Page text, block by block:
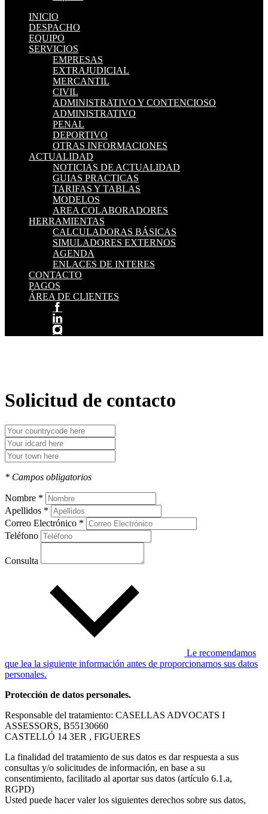
INICIO
DESPACHO
EQUIPO
SERVICIOS
EMPRESAS
EXTRAJUDICIAL
MERCANTIL
CIVIL
ADMINISTRATIVO Y CONTENCIOSO
ADMINISTRATIVO
PENAL
DEPORTIVO
OTRAS INFORMACIONES
ACTUALIDAD
NOTICIAS DE ACTUALIDAD
GUIAS PRACTICAS
TARIFAS Y TABLAS
MODELOS
AREA COLABORADORES
HERRAMIENTAS
CALCULADORAS BÁSICAS
SIMULADORES EXTERNOS
AGENDA
ENLACES DE INTERES
CONTACTO
PAGOS
ÁREA DE CLIENTES
Solicitud de contacto
* Campos obligatorios
Nombre *
Apellidos *
Correo Electrónico *
Teléfono
Consulta
Le recomendamos
que lea la siguiente información antes de proporcionarnos sus datos
personales.
Protección de datos personales.
Responsable del tratamiento: CASELLAS ADVOCATS I
ASSESSORS, B55130660
CASTELLÓ 14 3ER , FIGUERES
La finalidad del tratamiento de sus datos es dar respuesta a sus
consultas y/o solicitudes de información, en base a su
consentimiento, facilitado al aportar sus datos (artículo 6.1.a,
RGPD)
Usted puede hacer valer los siguientes derechos sobre sus datos,